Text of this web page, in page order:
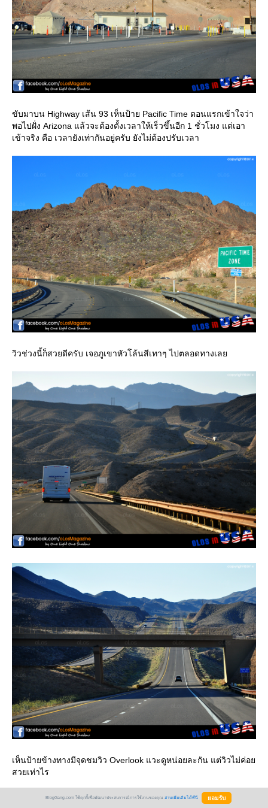
ขับมาบน Highway เส้น 93 เห็นป้าย Pacific Time ตอนแรกเข้าใจว่า
พอไปฝั่ง Arizona แล้วจะต้องตั้งเวลาให้เร็วขึ้นอีก 1 ชั่วโมง แต่เอา
เข้าจริง คือ เวลายังเท่ากันอยู่ครับ ยังไม่ต้องปรับเวลา
วิวช่วงนี้ก็สวยดีครับ เจอภูเขาหัวโล้นสีเทาๆ ไปตลอดทางเล
เห็นป้ายข้างทางมีจุดชมวิว Overlook แวะดูหน่อยละกัน แต่วิวไม่ค่อ
สวยเท่าไร
BlogGang.com ใช้คุกกี้เพื่อพัฒนาประสบการณ์การใช้งานของคุณ อ่านเพิ่มเติมได้ที่นี่